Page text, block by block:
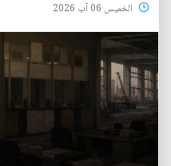
الخميس 06 آب 2026